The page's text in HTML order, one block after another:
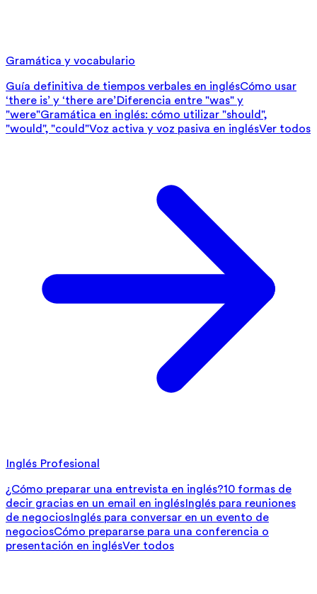
Gramática y vocabulario
Guía definitiva de tiempos verbales en inglésCómo usar
‘there is’ y ‘there are’Diferencia entre "was" y
"were"Gramática en inglés: cómo utilizar "should",
"would", "could"Voz activa y voz pasiva en inglésVer todos
Inglés Profesional
¿Cómo preparar una entrevista en inglés?10 formas de
decir gracias en un email en inglésInglés para reuniones
de negociosInglés para conversar en un evento de
negociosCómo prepararse para una conferencia o
presentación en inglésVer todos